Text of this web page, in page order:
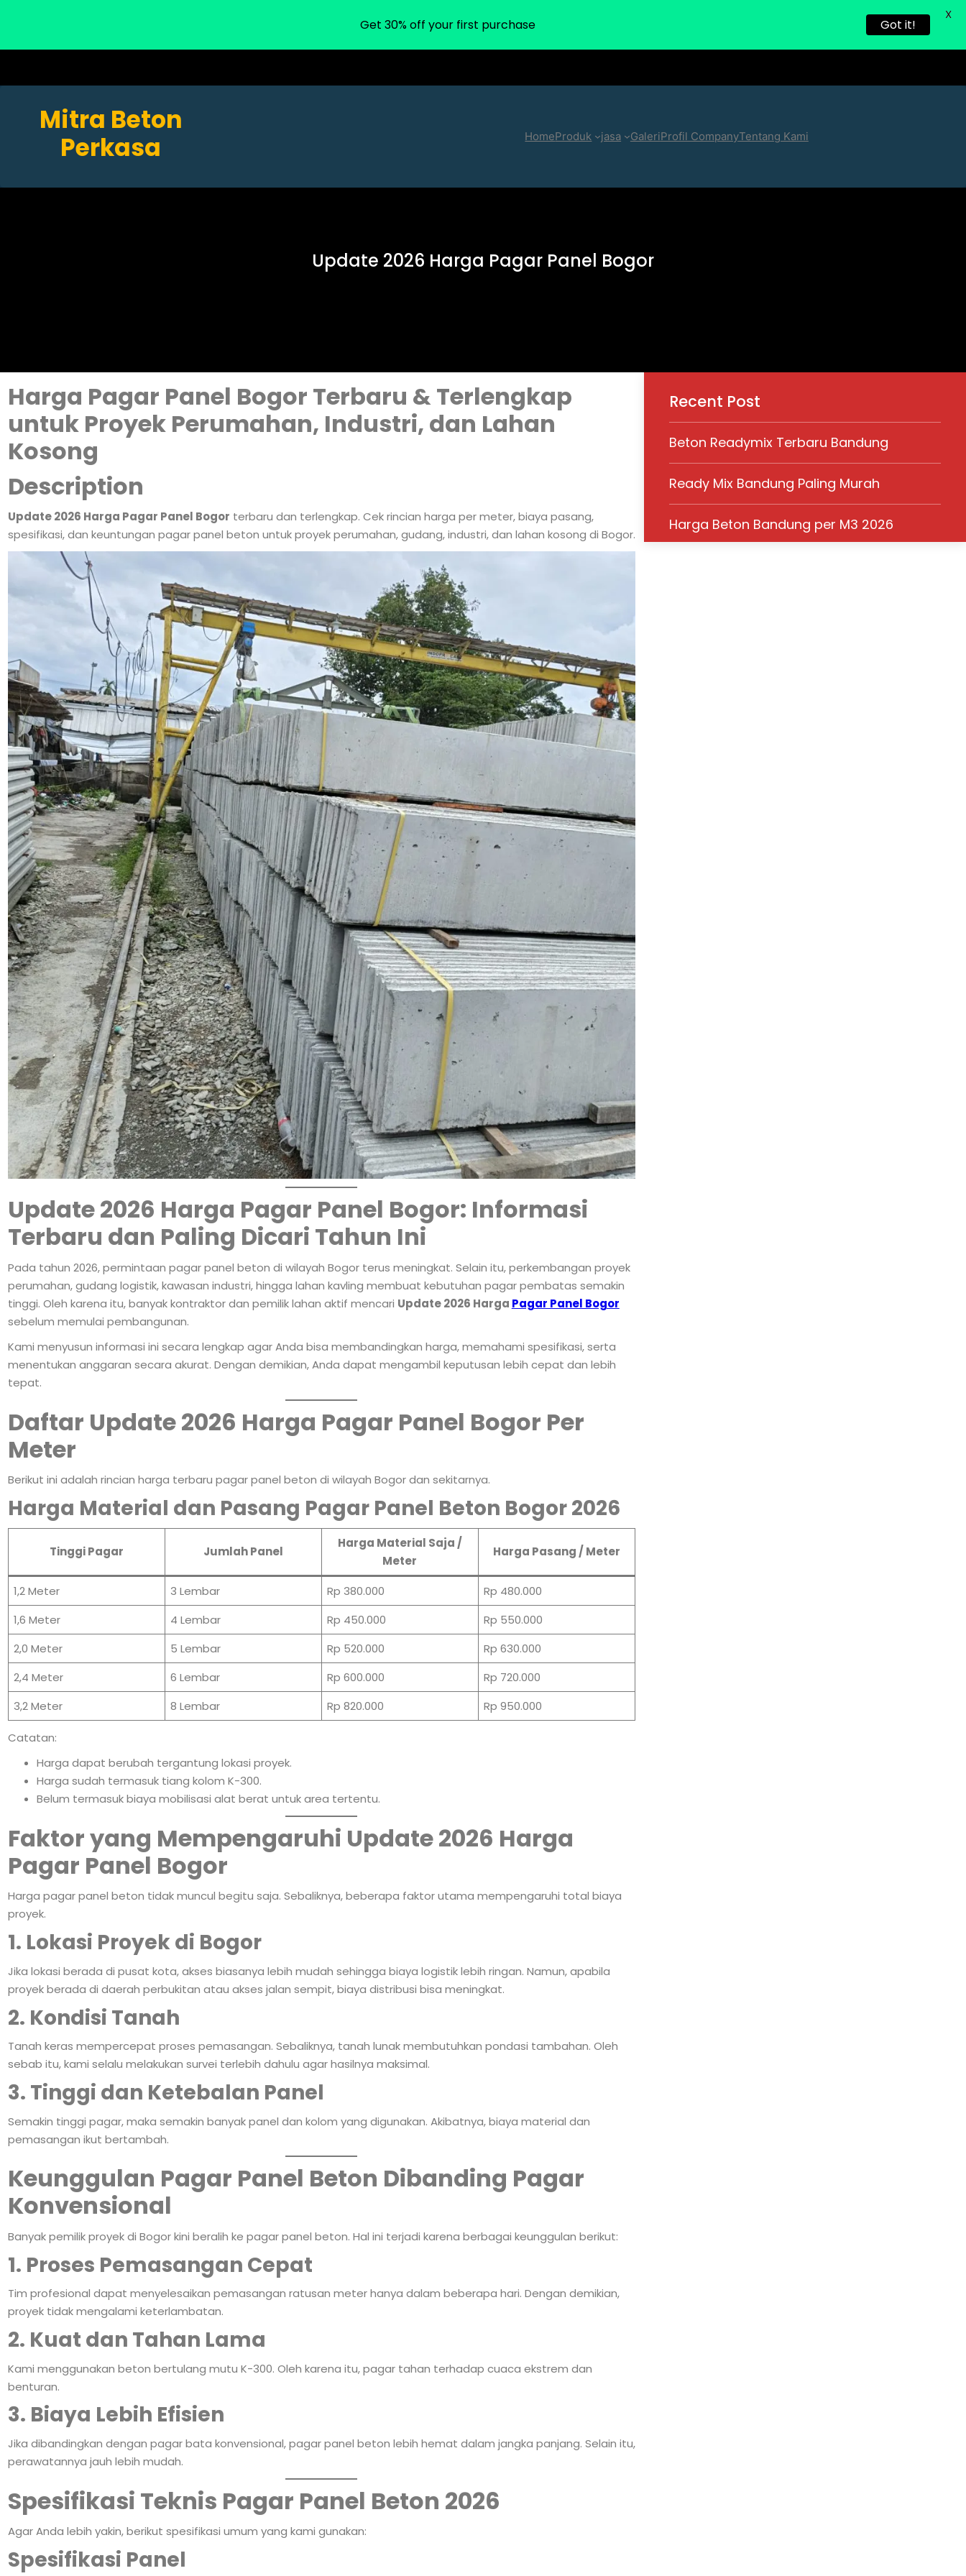
Mitra Beton
Perkasa
HomeProduk jasa GaleriProfil CompanyTentang Kami
Update 2026 Harga Pagar Panel Bogor
Harga Pagar Panel Bogor Terbaru & Terlengkap
untuk Proyek Perumahan, Industri, dan Lahan
Kosong
Description
Update 2026 Harga Pagar Panel Bogor terbaru dan terlengkap. Cek rincian harga per meter, biaya pasang,
spesifikasi, dan keuntungan pagar panel beton untuk proyek perumahan, gudang, industri, dan lahan kosong di Bogor.
Update 2026 Harga Pagar Panel Bogor: Informasi
Terbaru dan Paling Dicari Tahun Ini
Pada tahun 2026, permintaan pagar panel beton di wilayah Bogor terus meningkat. Selain itu, perkembangan proyek
perumahan, gudang logistik, kawasan industri, hingga lahan kavling membuat kebutuhan pagar pembatas semakin
tinggi. Oleh karena itu, banyak kontraktor dan pemilik lahan aktif mencari Update 2026 Harga Pagar Panel Bogor
sebelum memulai pembangunan.
Kami menyusun informasi ini secara lengkap agar Anda bisa membandingkan harga, memahami spesifikasi, serta
menentukan anggaran secara akurat. Dengan demikian, Anda dapat mengambil keputusan lebih cepat dan lebih
tepat.
Daftar Update 2026 Harga Pagar Panel Bogor Per
Meter
Berikut ini adalah rincian harga terbaru pagar panel beton di wilayah Bogor dan sekitarnya.
Harga Material dan Pasang Pagar Panel Beton Bogor 2026
Tinggi Pagar Jumlah Panel
Harga Material Saja /
Meter
Harga Pasang / Meter
1,2 Meter 3 Lembar Rp 380.000
Rp 480.000
1,6 Meter
4 Lembar Rp 450.000
Rp 550.000
2,0 Meter
5 Lembar Rp 520.000
Rp 630.000
2,4 Meter
6 Lembar Rp 600.000
Rp 720.000
3,2 Meter
8 Lembar Rp 820.000 Rp 950.000
Catatan:
Harga dapat berubah tergantung lokasi proyek.
Harga sudah termasuk tiang kolom K-300.
Belum termasuk biaya mobilisasi alat berat untuk area tertentu.
Faktor yang Mempengaruhi Update 2026 Harga
Pagar Panel Bogor
Harga pagar panel beton tidak muncul begitu saja. Sebaliknya, beberapa faktor utama mempengaruhi total biaya
proyek.
1. Lokasi Proyek di Bogor
Jika lokasi berada di pusat kota, akses biasanya lebih mudah sehingga biaya logistik lebih ringan. Namun, apabila
proyek berada di daerah perbukitan atau akses jalan sempit, biaya distribusi bisa meningkat.
2. Kondisi Tanah
Tanah keras mempercepat proses pemasangan. Sebaliknya, tanah lunak membutuhkan pondasi tambahan. Oleh
sebab itu, kami selalu melakukan survei terlebih dahulu agar hasilnya maksimal.
3. Tinggi dan Ketebalan Panel
Semakin tinggi pagar, maka semakin banyak panel dan kolom yang digunakan. Akibatnya, biaya material dan
pemasangan ikut bertambah.
Keunggulan Pagar Panel Beton Dibanding Pagar
Konvensional
Banyak pemilik proyek di Bogor kini beralih ke pagar panel beton. Hal ini terjadi karena berbagai keunggulan berikut:
1. Proses Pemasangan Cepat
Tim profesional dapat menyelesaikan pemasangan ratusan meter hanya dalam beberapa hari. Dengan demikian,
proyek tidak mengalami keterlambatan.
2. Kuat dan Tahan Lama
Kami menggunakan beton bertulang mutu K-300. Oleh karena itu, pagar tahan terhadap cuaca ekstrem dan
benturan.
3. Biaya Lebih Efisien
Jika dibandingkan dengan pagar bata konvensional, pagar panel beton lebih hemat dalam jangka panjang. Selain itu,
perawatannya jauh lebih mudah.
Spesifikasi Teknis Pagar Panel Beton 2026
Agar Anda lebih yakin, berikut spesifikasi umum yang kami gunakan:
Spesifikasi Panel
Recent Post
Beton Readymix Terbaru Bandung
Ready Mix Bandung Paling Murah
Harga Beton Bandung per M3 2026
Get 30% off your first purchase Got it!
X